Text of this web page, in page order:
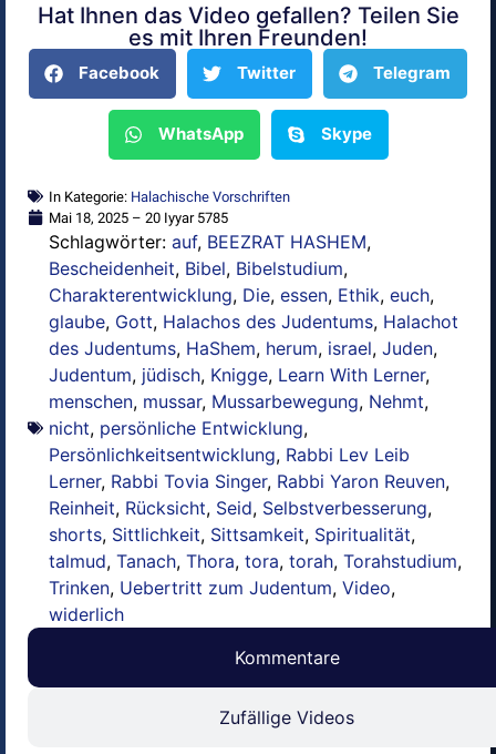
Alternative:
Hat Ihnen das Video gefallen? Teilen Sie
es mit Ihren Freunden!
Facebook Twitter Telegram
WhatsApp Skype
In Kategorie: Halachische Vorschriften
Mai 18, 2025 – 20 Iyyar 5785
Schlagwörter: auf, BEEZRAT HASHEM,
Bescheidenheit, Bibel, Bibelstudium,
Charakterentwicklung, Die, essen, Ethik, euch,
glaube, Gott, Halachos des Judentums, Halachot
des Judentums, HaShem, herum, israel, Juden,
Judentum, jüdisch, Knigge, Learn With Lerner,
menschen, mussar, Mussarbewegung, Nehmt,
nicht, persönliche Entwicklung,
Persönlichkeitsentwicklung, Rabbi Lev Leib
Lerner, Rabbi Tovia Singer, Rabbi Yaron Reuven,
Reinheit, Rücksicht, Seid, Selbstverbesserung,
shorts, Sittlichkeit, Sittsamkeit, Spiritualität,
talmud, Tanach, Thora, tora, torah, Torahstudium,
Trinken, Uebertritt zum Judentum, Video,
widerlich
Kommentare
Zufällige Videos